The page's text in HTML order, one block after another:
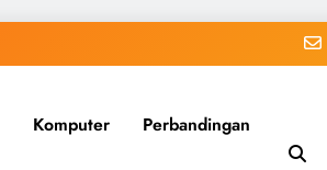
Komputer Perbandingan